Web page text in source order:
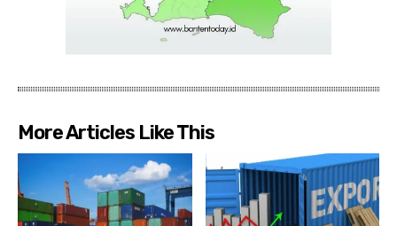
More Articles Like This